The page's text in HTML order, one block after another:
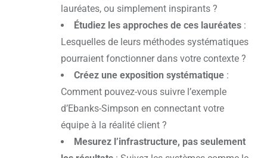
lauréates, ou simplement inspirants ?
Étudiez les approches de ces lauréates :
Lesquelles de leurs méthodes systématiques
pourraient fonctionner dans votre contexte ?
Créez une exposition systématique :
Comment pouvez-vous suivre l’exemple
d’Ebanks-Simpson en connectant votre
équipe à la réalité client ?
Mesurez l’infrastructure, pas seulement